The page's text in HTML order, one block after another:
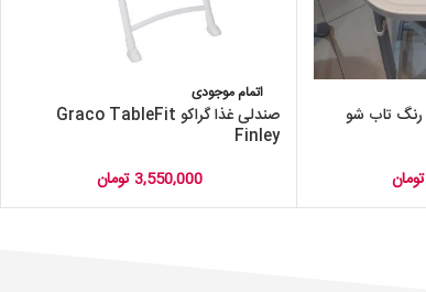
صندلی غذا سه کاره در 2 رنگ تاب شو
تومان
اتمام موجودی
صندلی غذا گراکو Graco TableFit
Finley
3,550,000 تومان